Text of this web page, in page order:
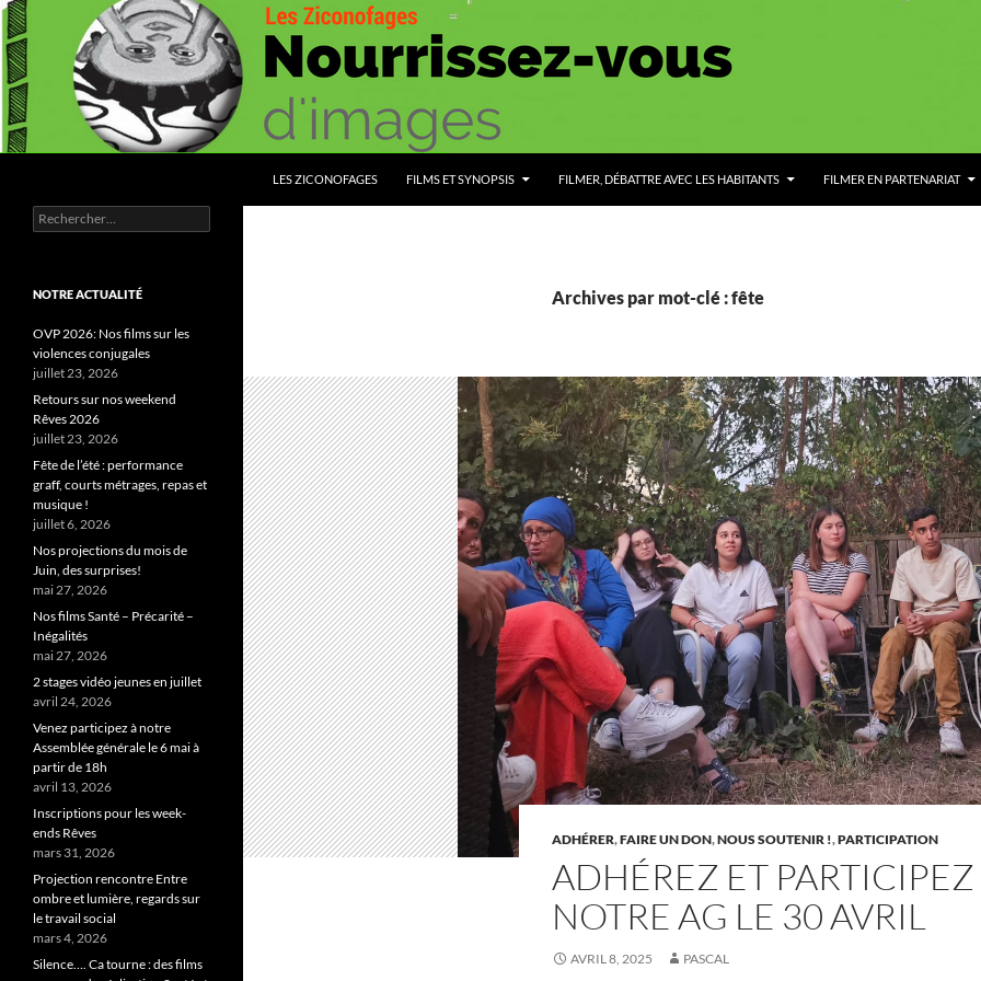
Aller
au
contenu
LES ZICONOFAGES FILMS ET SYNOPSIS FILMER, DÉBATTRE AVEC LES HABITANTS FILMER EN PARTENARIAT
Archives par mot-clé : fête
ADHÉRER,FAIRE UN DON,NOUS SOUTENIR !,PARTICIPATION
ADHÉREZ ET PARTICIPEZ
NOTRE AG LE 30 AVRIL
AVRIL 8, 2025 PASCAL
Nourrissez vous d'images
Rechercher :
NOTRE ACTUALITÉ
OVP 2026: Nos films sur les
violences conjugales
juillet 23, 2026
Retours sur nos weekend
Rêves 2026
juillet 23, 2026
Fête de l’été : performance
graff, courts métrages, repas et
musique !
juillet 6, 2026
Nos projections du mois de
Juin, des surprises!
mai 27, 2026
Nos films Santé – Précarité –
Inégalités
mai 27, 2026
2 stages vidéo jeunes en juillet
avril 24, 2026
Venez participez à notre
Assemblée générale le 6 mai à
partir de 18h
avril 13, 2026
Inscriptions pour les week-
ends Rêves
mars 31, 2026
Projection rencontre Entre
ombre et lumière, regards sur
le travail social
mars 4, 2026
Silence…. Ca tourne : des films